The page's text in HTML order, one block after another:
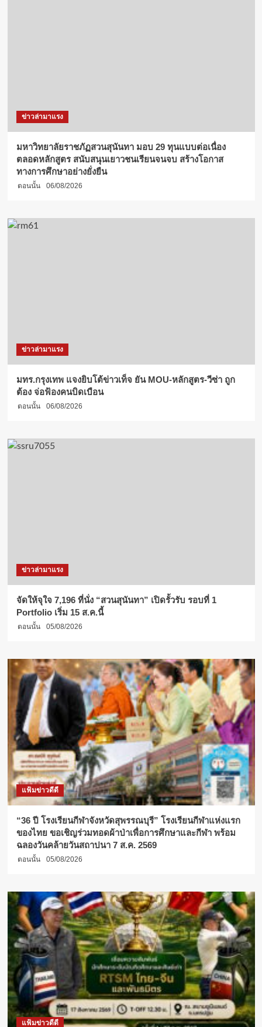
ข่าวล่ามาแรง
มหาวิทยาลัยราชภัฏสวนสุนันทา มอบ 29 ทุนแบบต่อเนื่อง
ตลอดหลักสูตร สนับสนุนเยาวชนเรียนจนจบ สร้างโอกาส
ทางการศึกษาอย่างยั่งยืน
ตอนนั้น 06/08/2026
ข่าวล่ามาแรง
มทร.กรุงเทพ แจงยิบโต้ข่าวเท็จ ยัน MOU-หลักสูตร-วีซ่า ถูก
ต้อง จ่อฟ้องคนบิดเบือน
ตอนนั้น 06/08/2026
ข่าวล่ามาแรง
จัดให้จุใจ 7,196 ที่นั่ง “สวนสุนันทา” เปิดรั้วรับ รอบที่ 1
Portfolio เริ่ม 15 ส.ค.นี้
ตอนนั้น 05/08/2026
แฟ้มข่าวดีดี
“36 ปี โรงเรียนกีฬาจังหวัดสุพรรณบุรี” โรงเรียนกีฬาแห่งแรก
ของไทย ขอเชิญร่วมทอดผ้าป่าเพื่อการศึกษาและกีฬา พร้อม
ฉลองวันคล้ายวันสถาปนา 7 ส.ค. 2569
ตอนนั้น 05/08/2026
แฟ้มข่าวดีดี